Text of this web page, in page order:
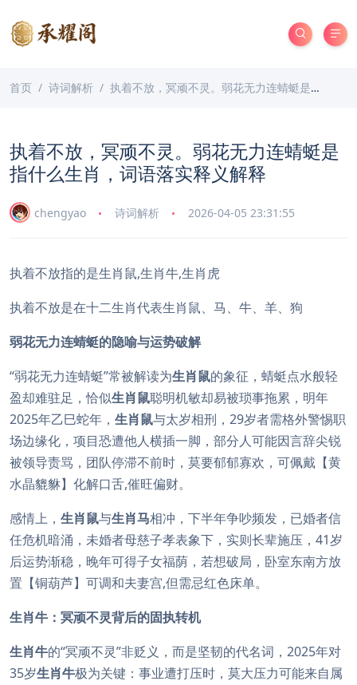
首页 诗词解析 执着不放，冥顽不灵。弱花无力连蜻蜓是指什么生肖，词语落实释义解释
执着不放，冥顽不灵。弱花无力连蜻蜓是
指什么生肖，词语落实释义解释
chengyao 诗词解析 2026-04-05 23:31:55
执着不放指的是生肖鼠,生肖牛,生肖虎
执着不放是在十二生肖代表生肖鼠、马、牛、羊、狗
弱花无力连蜻蜓的隐喻与运势破解
“弱花无力连蜻蜓”常被解读为生肖鼠的象征，蜻蜓点水般轻
盈却难驻足，恰似生肖鼠聪明机敏却易被琐事拖累，明年
2025年乙巳蛇年， 生肖鼠与太岁相刑，29岁者需格外警惕职
场边缘化，项目恐遭他人横插一脚，部分人可能因言辞尖锐
被领导责骂，团队停滞不前时，莫要郁郁寡欢，可佩戴【黄
水晶貔貅】化解口舌,催旺偏财。
感情上， 生肖鼠与生肖马相冲，下半年争吵频发，已婚者信
任危机暗涌，未婚者母慈子孝表象下，实则长辈施压，41岁
后运势渐稳，晚年可得子女福荫，若想破局，卧室东南方放
置【铜葫芦】可调和夫妻宫,但需忌红色床单。
生肖牛：冥顽不灵背后的固执转机
生肖牛的“冥顽不灵”非贬义，而是坚韧的代名词，2025年对
35岁生肖牛极为关键：事业遭打压时，莫大压力可能来自属